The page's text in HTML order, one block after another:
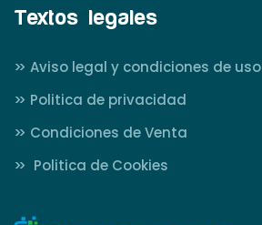
Textos legales
>> Aviso legal y condiciones de uso
>> Politica de privacidad
>> Condiciones de Venta
>>
Politica de Cookies